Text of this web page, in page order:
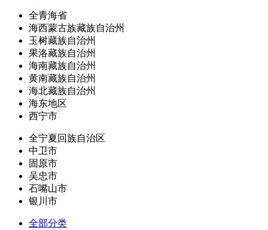
全青海省
海西蒙古族藏族自治州
玉树藏族自治州
果洛藏族自治州
海南藏族自治州
黄南藏族自治州
海北藏族自治州
海东地区
西宁市
全宁夏回族自治区
中卫市
固原市
吴忠市
石嘴山市
银川市
全部分类